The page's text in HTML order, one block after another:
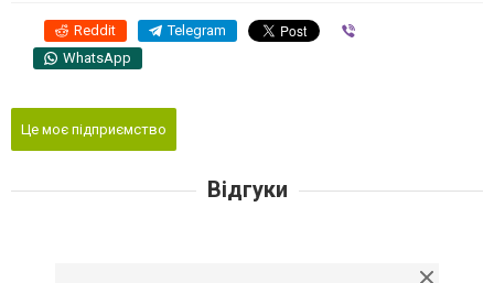
Reddit Telegram
WhatsApp
Це моє підприємство
Відгуки